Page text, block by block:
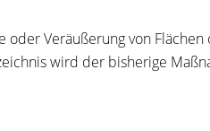
oder Veräußerung von
wird der bisherige